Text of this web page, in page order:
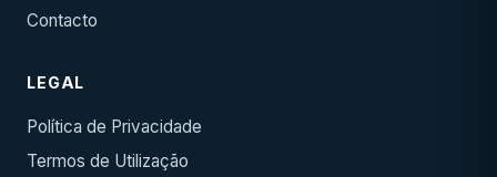
Contacto
LEGAL
Política de Privacidade
Termos de Utilização